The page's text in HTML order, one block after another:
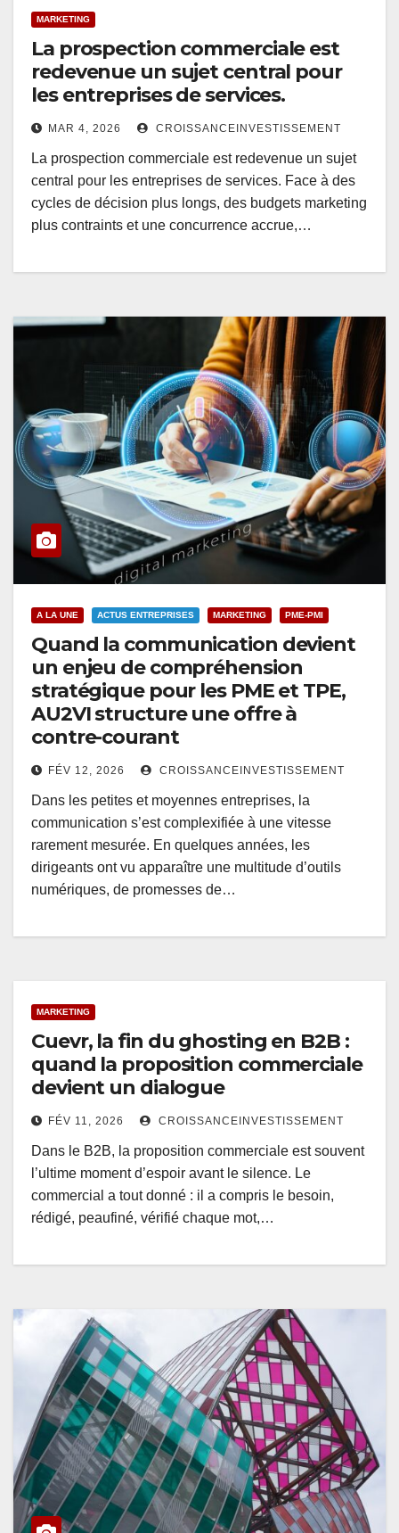
MARKETING
La prospection commerciale est
redevenue un sujet central pour
les entreprises de services.
MAR 4, 2026 CROISSANCEINVESTISSEMENT
La prospection commerciale est redevenue un sujet
central pour les entreprises de services. Face à des
cycles de décision plus longs, des budgets marketing
plus contraints et une concurrence accrue,…
A LA UNE ACTUS ENTREPRISES MARKETING PME-PMI
Quand la communication devient
un enjeu de compréhension
stratégique pour les PME et TPE,
AU2VI structure une offre à
contre-courant
FÉV 12, 2026 CROISSANCEINVESTISSEMENT
Dans les petites et moyennes entreprises, la
communication s’est complexifiée à une vitesse
rarement mesurée. En quelques années, les
dirigeants ont vu apparaître une multitude d’outils
numériques, de promesses de…
MARKETING
Cuevr, la fin du ghosting en B2B :
quand la proposition commerciale
devient un dialogue
FÉV 11, 2026 CROISSANCEINVESTISSEMENT
Dans le B2B, la proposition commerciale est souvent
l’ultime moment d’espoir avant le silence. Le
commercial a tout donné : il a compris le besoin,
rédigé, peaufiné, vérifié chaque mot,…